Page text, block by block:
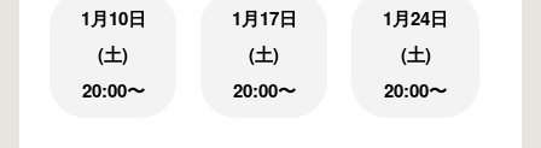
1月10日
(土)
20:00〜
1月17日
(土)
20:00〜
1月24日
(土)
20:00〜